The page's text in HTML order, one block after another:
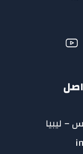
– ليبيا